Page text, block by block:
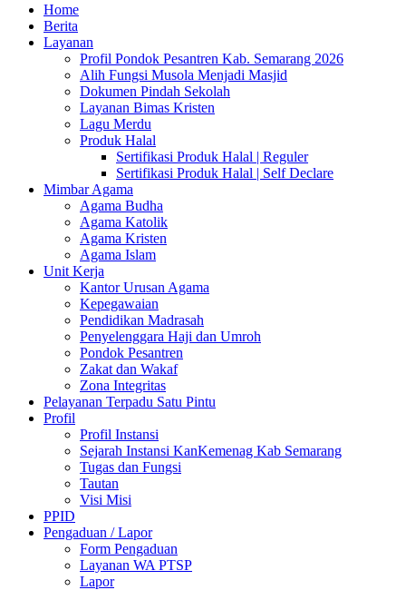
Home
Berita
Layanan
Profil Pondok Pesantren Kab. Semarang 2026
Alih Fungsi Musola Menjadi Masjid
Dokumen Pindah Sekolah
Layanan Bimas Kristen
Lagu Merdu
Produk Halal
Sertifikasi Produk Halal | Reguler
Sertifikasi Produk Halal | Self Declare
Mimbar Agama
Agama Budha
Agama Katolik
Agama Kristen
Agama Islam
Unit Kerja
Kantor Urusan Agama
Kepegawaian
Pendidikan Madrasah
Penyelenggara Haji dan Umroh
Pondok Pesantren
Zakat dan Wakaf
Zona Integritas
Pelayanan Terpadu Satu Pintu
Profil
Profil Instansi
Sejarah Instansi KanKemenag Kab Semarang
Tugas dan Fungsi
Tautan
Visi Misi
PPID
Pengaduan / Lapor
Form Pengaduan
Layanan WA PTSP
Lapor